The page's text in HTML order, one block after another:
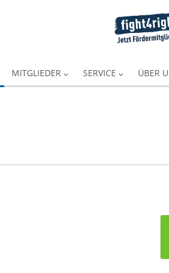
MITGLIEDER SERVICE ÜBER